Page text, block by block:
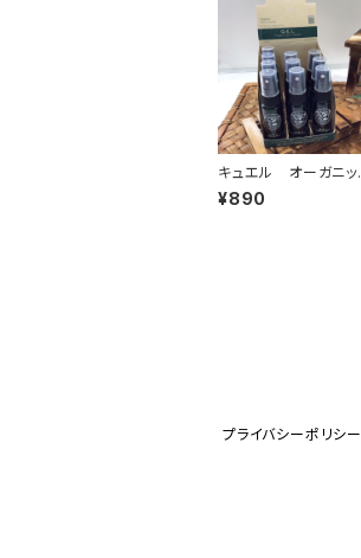
キュエル オーガニッ
ク レンズクリーナー
¥890
プライバシーポリシー